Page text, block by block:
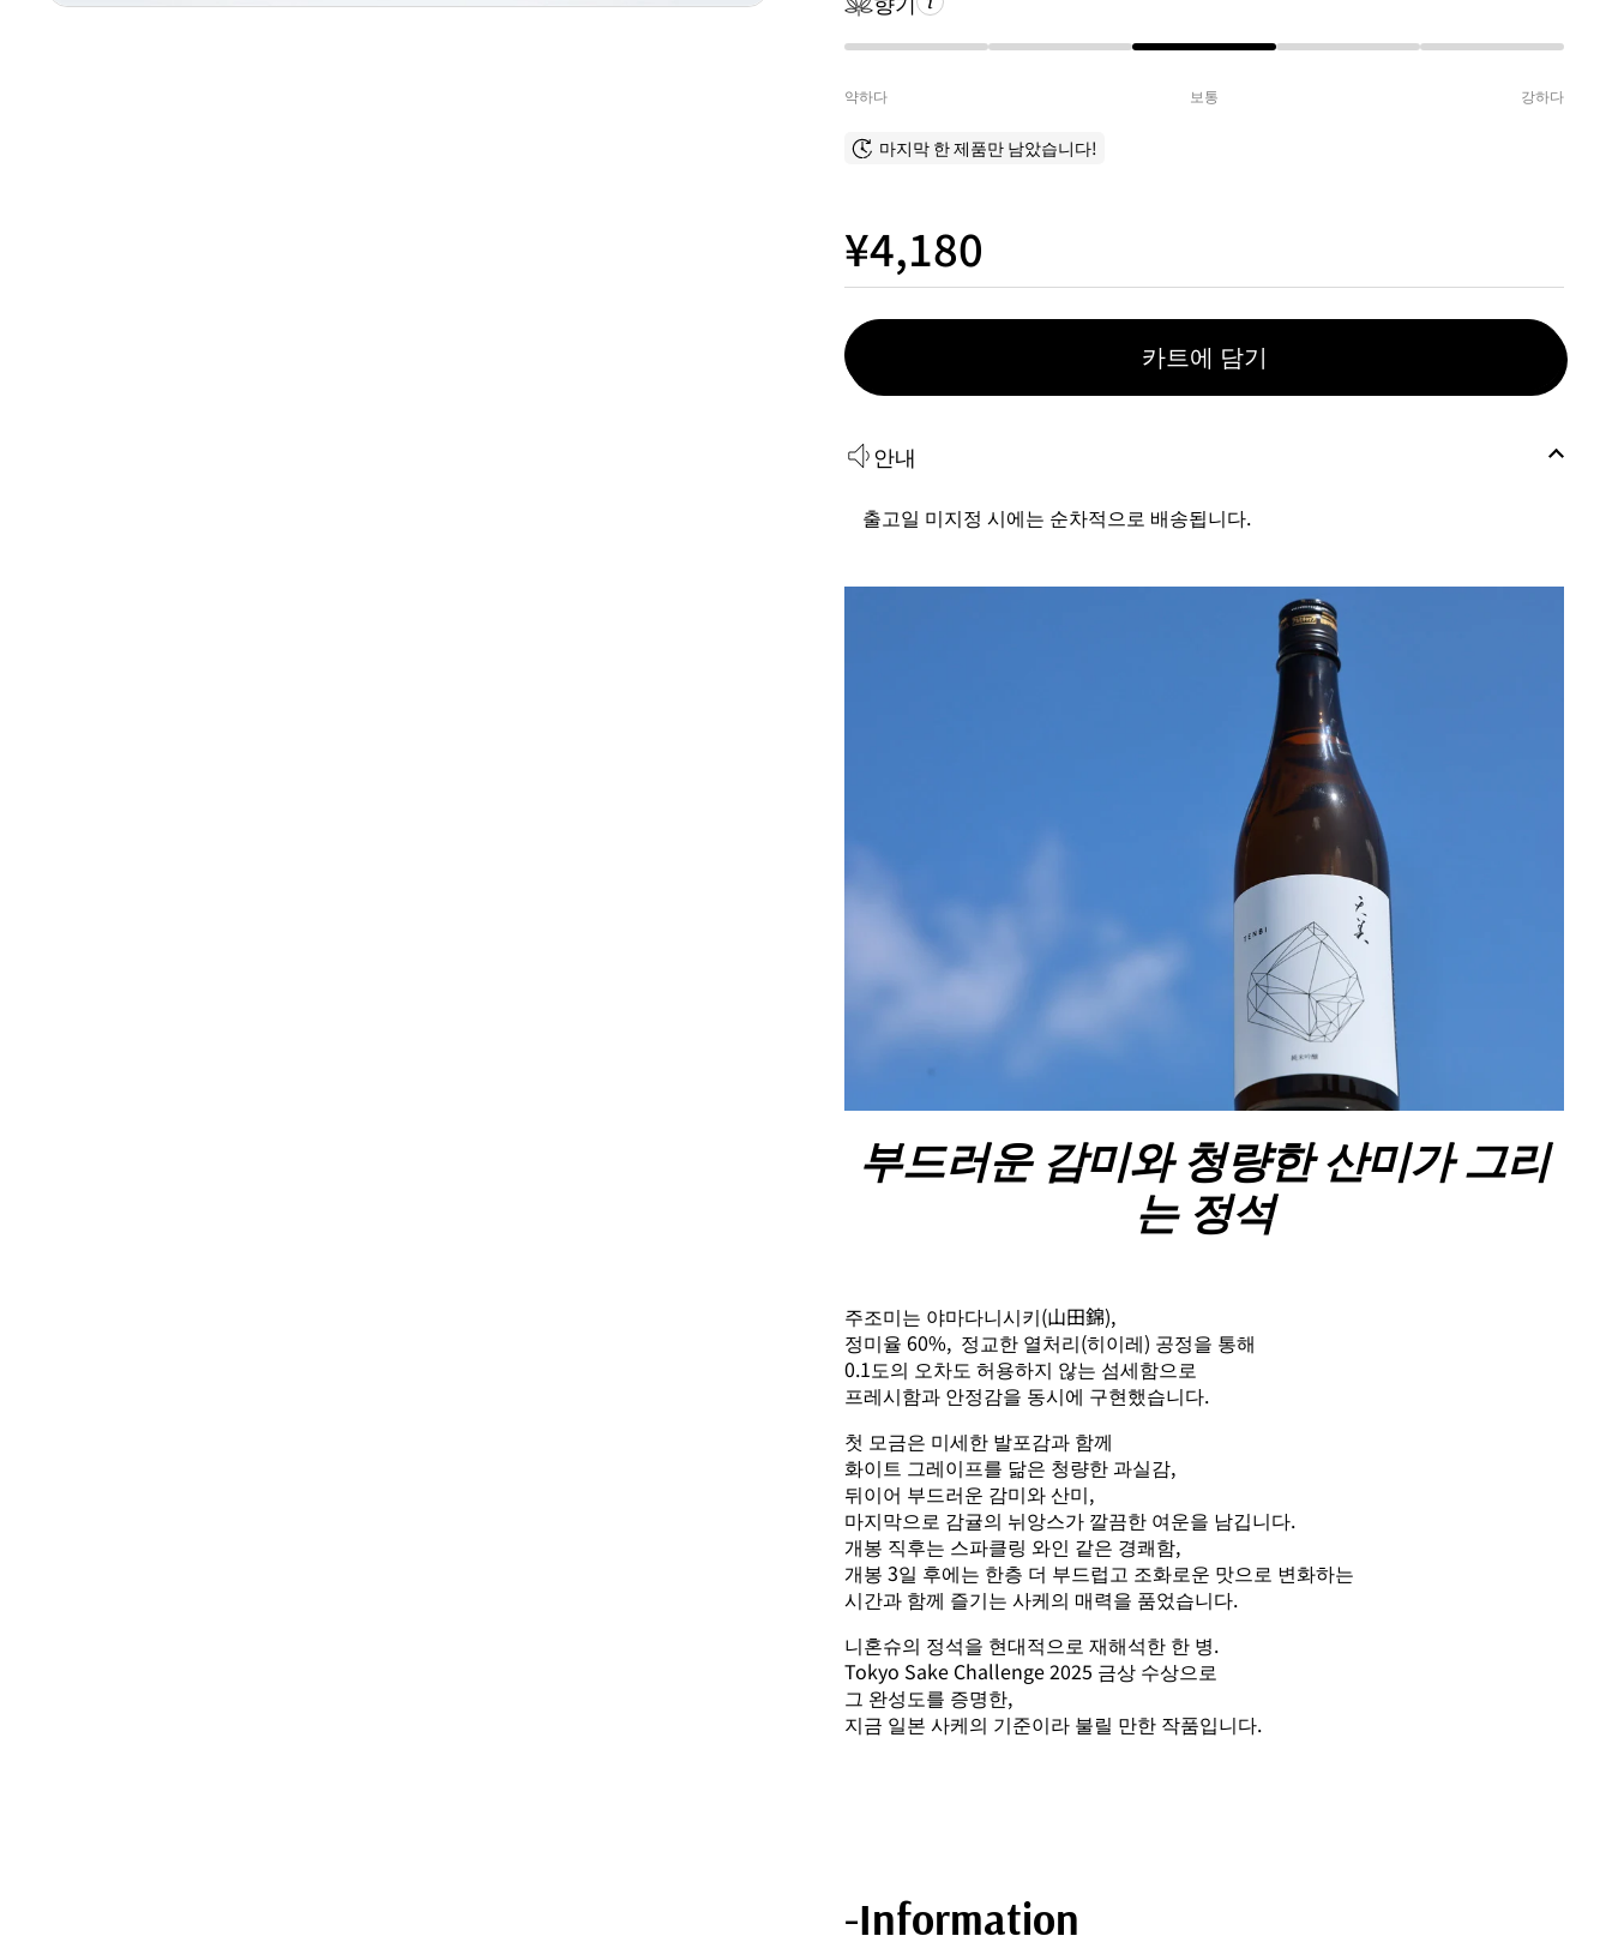
약하다 보통 강하다
마지막 한 제품만 남았습니다!
¥4,180
카트에 담기
안내
출고일 미지정 시에는 순차적으로 배송됩니다.
부드러운 감미와 청량한 산미가 그리
는 정석
주조미는 야마다니시키(山田錦),
정미율 60%, 정교한 열처리(히이레) 공정을 통해
0.1도의 오차도 허용하지 않는 섬세함으로
프레시함과 안정감을 동시에 구현했습니다.
첫 모금은 미세한 발포감과 함께
화이트 그레이프를 닮은 청량한 과실감,
뒤이어 부드러운 감미와 산미,
마지막으로 감귤의 뉘앙스가 깔끔한 여운을 남깁니다.
개봉 직후는 스파클링 와인 같은 경쾌함,
개봉 3일 후에는 한층 더 부드럽고 조화로운 맛으로 변화하는
시간과 함께 즐기는 사케의 매력을 품었습니다.
니혼슈의 정석을 현대적으로 재해석한 한 병.
Tokyo Sake Challenge 2025 금상 수상으로
그 완성도를 증명한,
지금 일본 사케의 기준이라 불릴 만한 작품입니다.
-Information